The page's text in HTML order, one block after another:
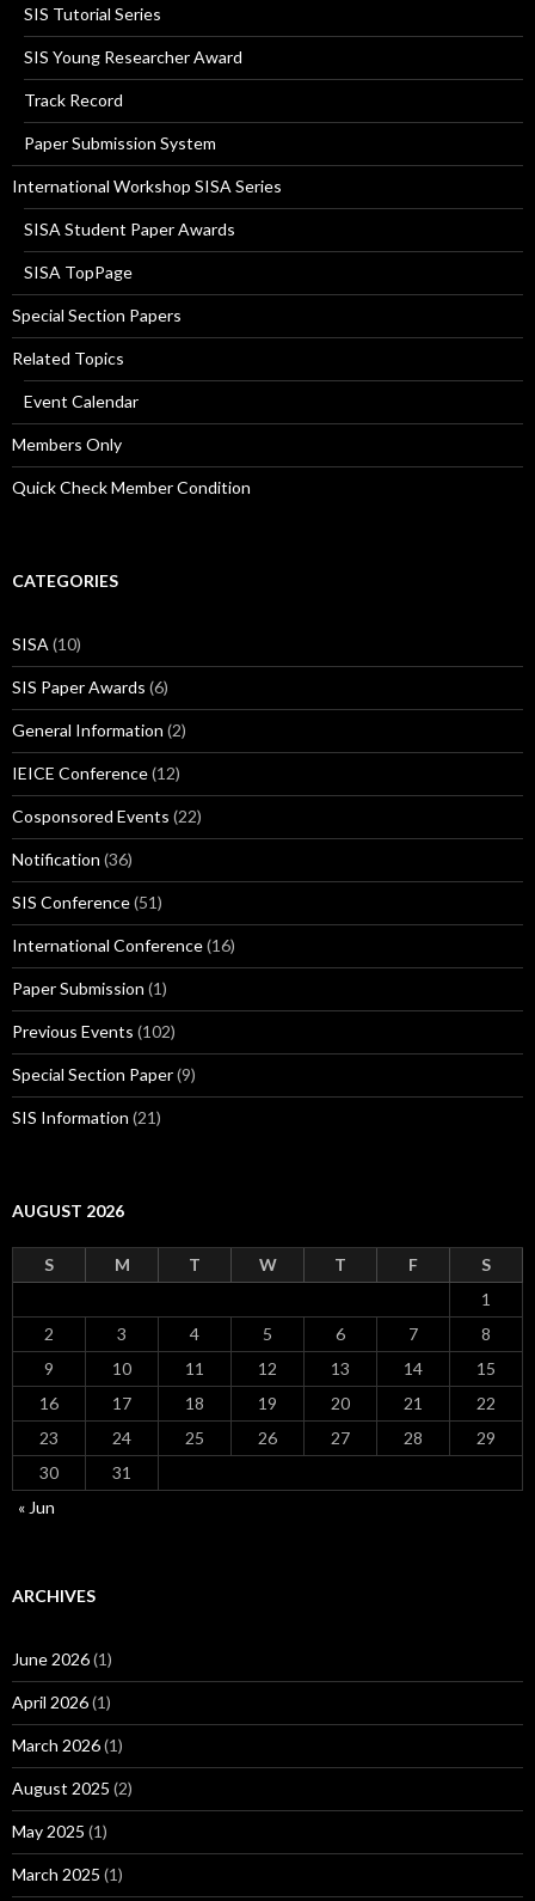
SIS Tutorial Series
SIS Young Researcher Award
Track Record
Paper Submission System
International Workshop SISA Series
SISA Student Paper Awards
SISA TopPage
Special Section Papers
Related Topics
Event Calendar
Members Only
Quick Check Member Condition
CATEGORIES
SISA (10)
SIS Paper Awards (6)
General Information (2)
IEICE Conference(12)
Cosponsored Events (22)
Notification (36)
SIS Conference(51)
International Conference(16)
Paper Submission (1)
Previous Events (102)
Special Section Paper(9)
SIS Information (21)
AUGUST 2026
S M T W T F
S
1
2
3 4 5 6 7
8
9
10 11 12 13 14
15
16
17 18 19 20 21
22
23
24 25 26 27 28
29
30
31
« Jun
ARCHIVES
June 2026(1)
April 2026(1)
March 2026(1)
August 2025 (2)
May 2025 (1)
March 2025 (1)